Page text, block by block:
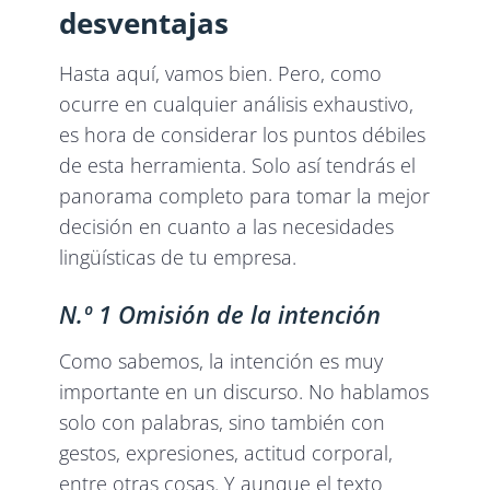
desventajas
Hasta aquí, vamos bien. Pero, como
ocurre en cualquier análisis exhaustivo,
es hora de considerar los puntos débiles
de esta herramienta. Solo así tendrás el
panorama completo para tomar la mejor
decisión en cuanto a las necesidades
lingüísticas de tu empresa.
N.º 1 Omisión de la intención
Como sabemos, la intención es muy
importante en un discurso. No hablamos
solo con palabras, sino también con
gestos, expresiones, actitud corporal,
entre otras cosas. Y aunque el texto